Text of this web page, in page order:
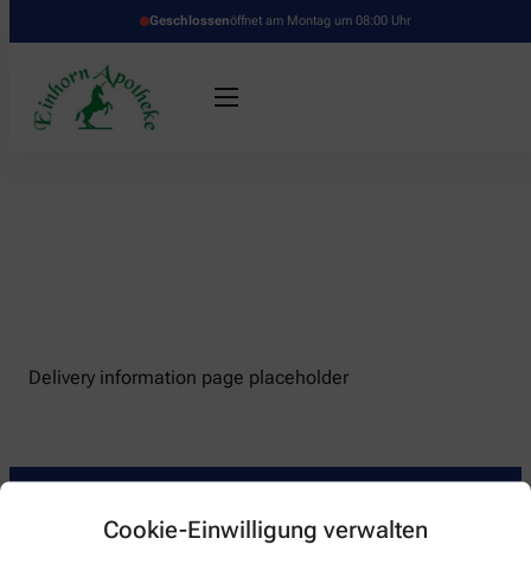
Cookie-Einwilligung verwalten
Geschlossenöffnet am Montag um 08:00 Uhr
Delivery information page placeholder